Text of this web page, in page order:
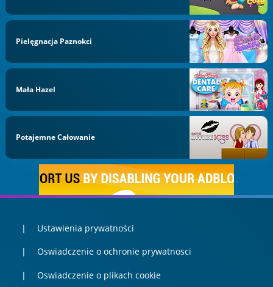
Pielęgnacja Paznokci
Mała Hazel
Potajemne Całowanie
Ustawienia prywatności
Oswiadczenie o ochronie prywatnosci
Oswiadczenie o plikach cookie